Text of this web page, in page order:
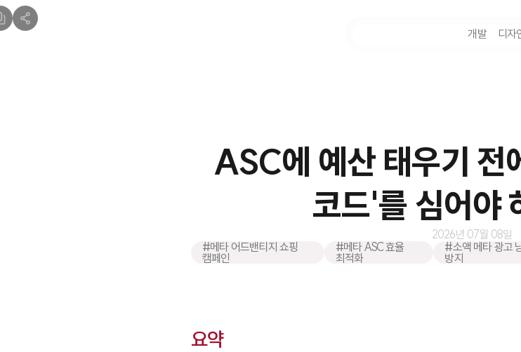
개발 디자
ASC에 예산 태우기 전
코드'를 심어야
2026년 07월 08일
#메타 어드밴티지 쇼핑
캠페인
#메타 ASC 효율
최적화
#소액 메타 광고
방지
요약